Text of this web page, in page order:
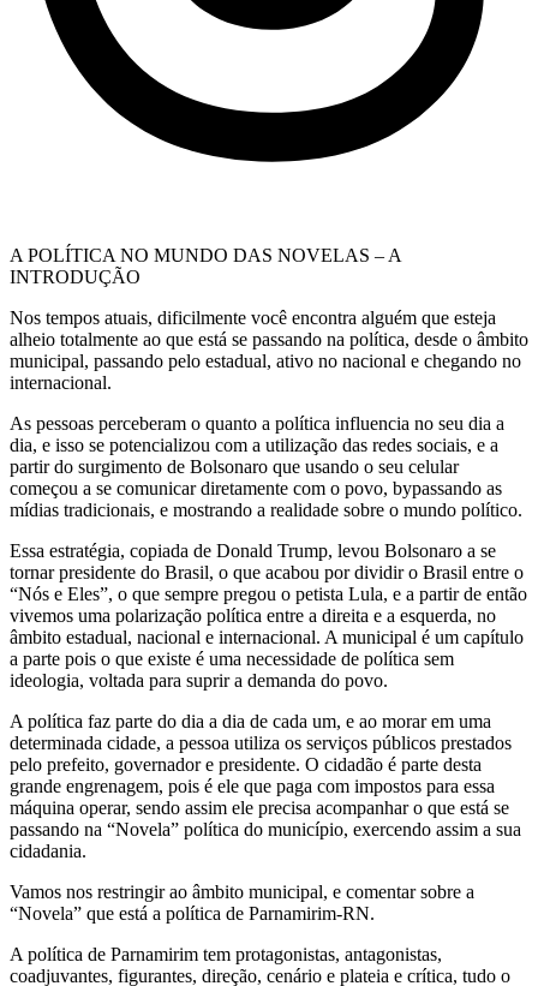
A POLÍTICA NO MUNDO DAS NOVELAS – A
INTRODUÇÃO
Nos tempos atuais, dificilmente você encontra alguém que esteja
alheio totalmente ao que está se passando na política, desde o âmbito
municipal, passando pelo estadual, ativo no nacional e chegando no
internacional.
As pessoas perceberam o quanto a política influencia no seu dia a
dia, e isso se potencializou com a utilização das redes sociais, e a
partir do surgimento de Bolsonaro que usando o seu celular
começou a se comunicar diretamente com o povo, bypassando as
mídias tradicionais, e mostrando a realidade sobre o mundo político.
Essa estratégia, copiada de Donald Trump, levou Bolsonaro a se
tornar presidente do Brasil, o que acabou por dividir o Brasil entre o
“Nós e Eles”, o que sempre pregou o petista Lula, e a partir de então
vivemos uma polarização política entre a direita e a esquerda, no
âmbito estadual, nacional e internacional. A municipal é um capítulo
a parte pois o que existe é uma necessidade de política sem
ideologia, voltada para suprir a demanda do povo.
A política faz parte do dia a dia de cada um, e ao morar em uma
determinada cidade, a pessoa utiliza os serviços públicos prestados
pelo prefeito, governador e presidente. O cidadão é parte desta
grande engrenagem, pois é ele que paga com impostos para essa
máquina operar, sendo assim ele precisa acompanhar o que está se
passando na “Novela” política do município, exercendo assim a sua
cidadania.
Vamos nos restringir ao âmbito municipal, e comentar sobre a
“Novela” que está a política de Parnamirim-RN.
A política de Parnamirim tem protagonistas, antagonistas,
coadjuvantes, figurantes, direção, cenário e plateia e crítica, tudo o